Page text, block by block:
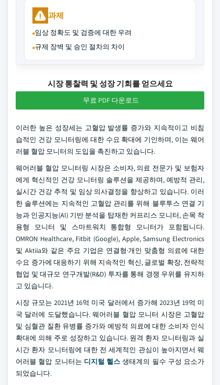
과제
임상 정확도 및 검증에 대한 우려
규제 장벽 및 승인 절차의 차이
시장 통찰력 및 성장 기회를 얻으세요
무료 PDF 다운로드
이러한 높은 성장세는 고혈압 발생률 증가와 지속적이고 비침
습적인 건강 모니터링에 대한 수요 확대에 기인하며, 이는 웨어
러블 혈압 모니터의 도입을 촉진하고 있습니다.
웨어러블 혈압 모니터링 시장은 소비자, 의료 전문가 및 보험자
에게 혁신적인 건강 모니터링 솔루션을 제공하며, 예방적 관리,
실시간 건강 추적 및 임상 의사결정을 향상하고 있습니다. 이러
한 솔루션에는 지속적인 고혈압 관리를 위해 블루투스 연결 기
능과 인공지능(AI) 기반 분석을 탑재한 커프리스 모니터, 손목 착
용형 모니터 및 스마트워치 통합형 모니터가 포함됩니다.
OMRON Healthcare, Fitbit (Google), Apple, Samsung Electronics
및 Aktiia와 같은 주요 기업은 연결형·개인 맞춤형 의료에 대한
수요 증가에 대응하기 위해 지속적인 혁신, 글로벌 확장, 전략적
협업 및 대규모 연구개발(R&D) 투자를 통해 경쟁 우위를 유지하
고 있습니다.
시장 규모는 2021년 16억 미국 달러에서 증가해 2023년 19억 미
국 달러에 도달했습니다. 웨어러블 혈압 모니터 시장은 고혈압
및 심혈관 질환 유병률 증가와 예방적 의료에 대한 소비자 인식
확대에 의해 주로 성장하고 있습니다. 원격 환자 모니터링과 실
시간 환자 모니터링에 대한 전 세계적인 관심이 높아지면서 웨
어러블 혈압 모니터는 디지털 헬스 생태계의 필수 구성 요소가
되었습니다.